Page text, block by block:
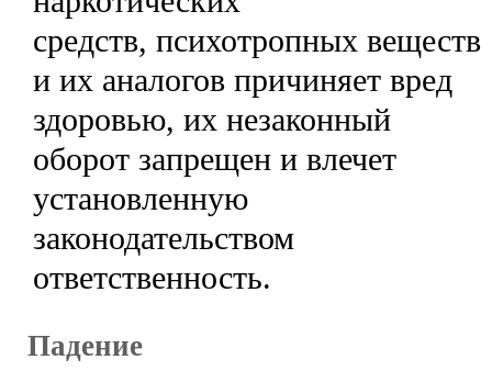
средств, психотропных веществ
и их аналогов причиняет вред
здоровью, их незаконный
оборот запрещен и влечет
установленную
законодательством
ответственность.
Падение